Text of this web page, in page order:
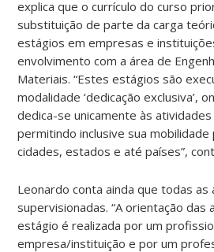
explica que o currículo do curso
substituição de parte da carga
estágios em empresas e
envolvimento com a área de
Materiais. “Estes estágios são
modalidade ‘dedicação exclusiva’,
dedica-se unicamente às
permitindo inclusive sua mobilidade
cidades, estados e até países”,
Leonardo conta ainda que todas as
supervisionadas. “A orientação das
estágio é realizada por um
empresa/instituição e por um